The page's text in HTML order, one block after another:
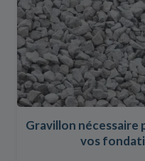
Gravillon nécessaire
vos